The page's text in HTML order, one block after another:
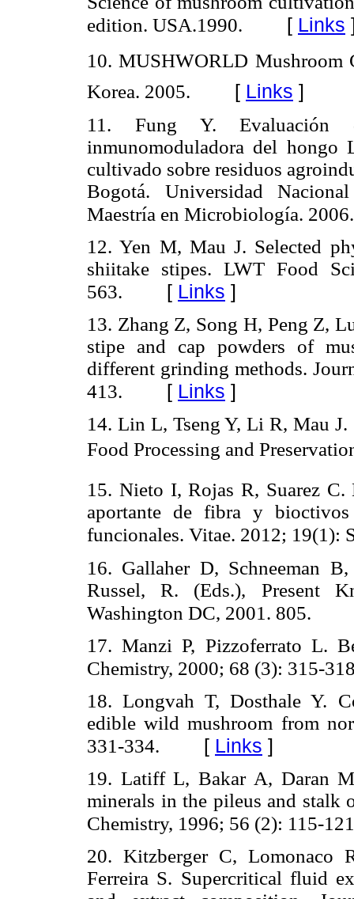
edition. USA.1990. [ Links
10. MUSHWORLD Mushroom
Korea. 2005. [ Links ]
11. Fung Y. Evaluación
inmunomoduladora del hongo
cultivado sobre residuos
Bogotá. Universidad
Maestría en Microbiología. 2006.
12. Yen M, Mau J. Selected
shiitake stipes. LWT Food
563. [ Links ]
13. Zhang Z, Song H, Peng Z,
stipe and cap powders of
different grinding methods.
413. [ Links ]
14. Lin L, Tseng Y, Li R, Mau
Food Processing and
15. Nieto I, Rojas R, Suarez
aportante de fibra y
funcionales. Vitae. 2012; 19(1):
16. Gallaher D, Schneeman
Russel, R. (Eds.), Present
Washington DC, 2001. 805.
17. Manzi P, Pizzoferrato L.
Chemistry, 2000; 68 (3): 315-
18. Longvah T, Dosthale Y.
edible wild mushroom from
331-334. [ Links ]
19. Latiff L, Bakar A, Daran
minerals in the pileus and stalk
Chemistry, 1996; 56 (2): 115-
20. Kitzberger C, Lomonaco
Ferreira S. Supercritical fluid